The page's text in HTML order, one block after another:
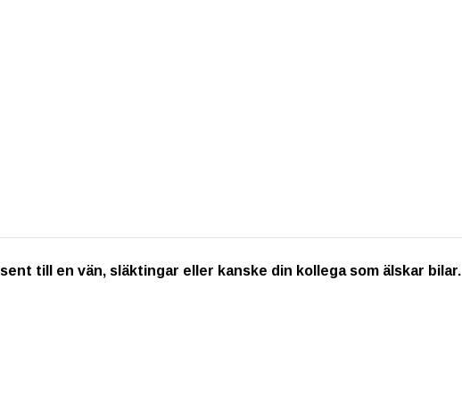
till en vän, släktingar eller kanske din kollega som älskar bilar.